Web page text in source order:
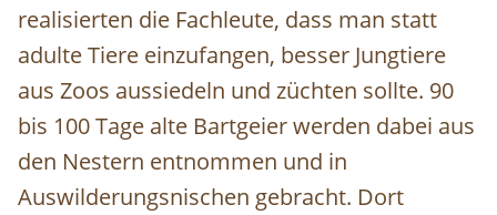
realisierten die Fachleute, dass man statt
adulte Tiere einzufangen, besser Jungtiere
aus Zoos aussiedeln und züchten sollte. 90
bis 100 Tage alte Bartgeier werden dabei aus
den Nestern entnommen und in
Auswilderungsnischen gebracht. Dort